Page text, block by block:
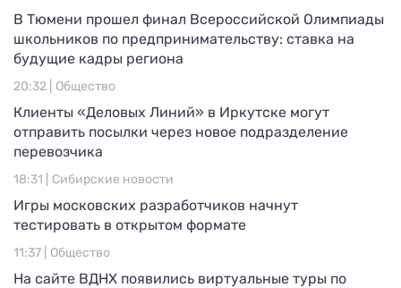
В Тюмени прошел финал Всероссийской Олимпиады
школьников по предпринимательству: ставка на
будущие кадры региона
20:32 | Общество
Клиенты «Деловых Линий» в Иркутске могут
отправить посылки через новое подразделение
перевозчика
18:31 | Сибирские новости
Игры московских разработчиков начнут
тестировать в открытом формате
11:37 | Общество
На сайте ВДНХ появились виртуальные туры по